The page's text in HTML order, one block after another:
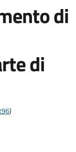
di
di
)